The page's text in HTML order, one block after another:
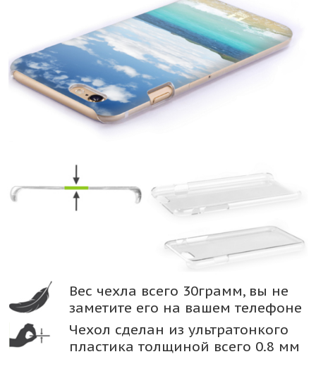
Вес чехла всего 30грамм, вы не
заметите его на вашем телефоне
Чехол сделан из ультратонкого
пластика толщиной всего 0.8 мм